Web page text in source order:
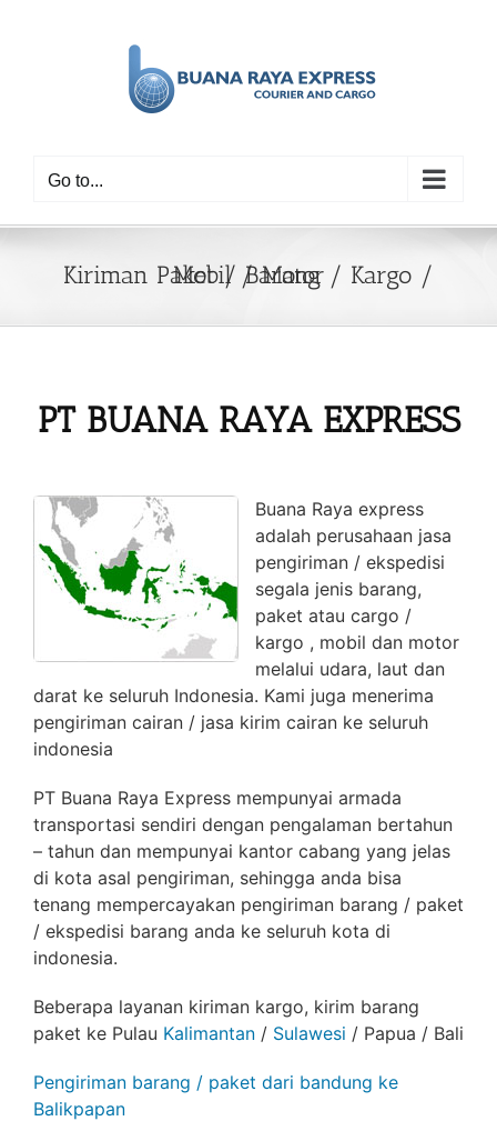
Go to...
Kiriman Paket / Barang / Kargo / Mobil / Motor
PT BUANA RAYA EXPRESS
Buana Raya express
adalah perusahaan jasa
pengiriman / ekspedisi
segala jenis barang,
paket atau cargo /
kargo , mobil dan motor
melalui udara, laut dan
darat ke seluruh Indonesia. Kami juga menerima
pengiriman cairan / jasa kirim cairan ke seluruh
indonesia
PT Buana Raya Express mempunyai armada
transportasi sendiri dengan pengalaman bertahun
– tahun dan mempunyai kantor cabang yang jelas
di kota asal pengiriman, sehingga anda bisa
tenang mempercayakan pengiriman barang / paket
/ ekspedisi barang anda ke seluruh kota di
indonesia.
Beberapa layanan kiriman kargo, kirim barang
paket ke Pulau Kalimantan / Sulawesi / Papua / Bali
Pengiriman barang / paket dari bandung ke
Balikpapan